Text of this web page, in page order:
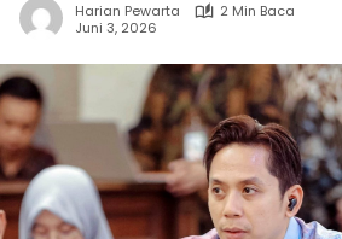
Harian Pewarta
2 Min Baca
Juni 3, 2026